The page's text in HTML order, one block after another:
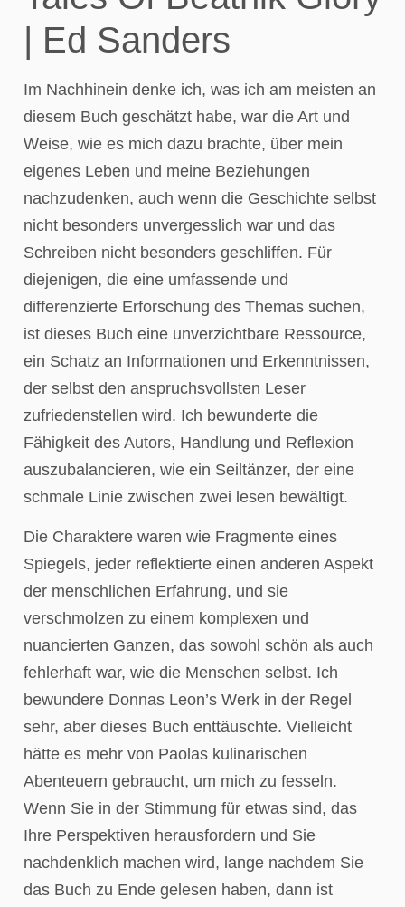
| Ed Sanders
Im Nachhinein denke ich, was ich am meisten an
diesem Buch geschätzt habe, war die Art und
Weise, wie es mich dazu brachte, über mein
eigenes Leben und meine Beziehungen
nachzudenken, auch wenn die Geschichte selbst
nicht besonders unvergesslich war und das
Schreiben nicht besonders geschliffen. Für
diejenigen, die eine umfassende und
differenzierte Erforschung des Themas suchen,
ist dieses Buch eine unverzichtbare Ressource,
ein Schatz an Informationen und Erkenntnissen,
der selbst den anspruchsvollsten Leser
zufriedenstellen wird. Ich bewunderte die
Fähigkeit des Autors, Handlung und Reflexion
auszubalancieren, wie ein Seiltänzer, der eine
schmale Linie zwischen zwei lesen bewältigt.
Die Charaktere waren wie Fragmente eines
Spiegels, jeder reflektierte einen anderen Aspekt
der menschlichen Erfahrung, und sie
verschmolzen zu einem komplexen und
nuancierten Ganzen, das sowohl schön als auch
fehlerhaft war, wie die Menschen selbst. Ich
bewundere Donnas Leon’s Werk in der Regel
sehr, aber dieses Buch enttäuschte. Vielleicht
hätte es mehr von Paolas kulinarischen
Abenteuern gebraucht, um mich zu fesseln.
Wenn Sie in der Stimmung für etwas sind, das
Ihre Perspektiven herausfordern und Sie
nachdenklich machen wird, lange nachdem Sie
das Buch zu Ende gelesen haben, dann ist